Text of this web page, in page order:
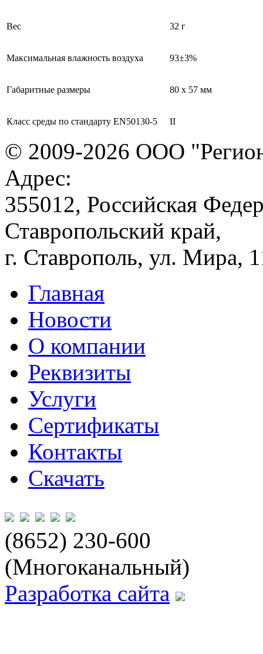
Вес 32 г
Максимальная влажность воздуха 93±3%
Габаритные размеры 80 x 57 мм
Класс среды по стандарту EN50130-5 II
© 2009-2026 ООО
Адрес:
355012, Российская
Ставропольский край,
г. Ставрополь, ул. Мира,
Главная
Новости
О компании
Реквизиты
Услуги
Сертификаты
Контакты
Скачать
(8652) 230-600
(Многоканальный)
Разработка сайта